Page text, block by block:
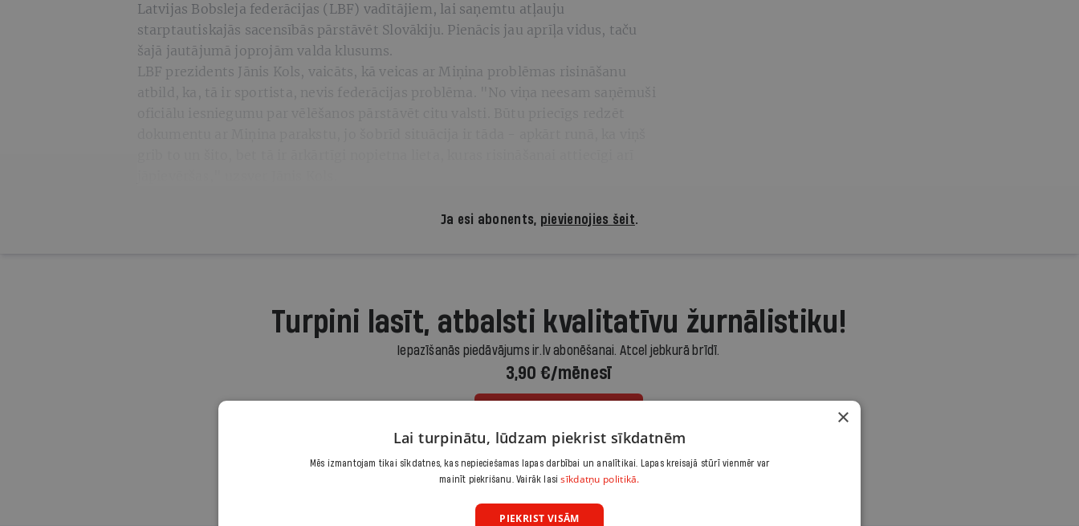
Latvijas Bobsleja federācijas (LBF) vadītājiem, lai saņemtu atļauju
starptautiskajās sacensībās pārstāvēt Slovākiju. Pienācis jau aprīļa vidus, taču
šajā jautājumā joprojām valda klusums.
LBF prezidents Jānis Kols, vaicāts, kā veicas ar Miņina problēmas risināšanu
atbild, ka, tā ir sportista, nevis federācijas problēma. "No viņa neesam saņēmuši
Ja esi abonents, pievienojies šeit.
Turpini lasīt, atbalsti kvalitatīvu žurnālistiku!
Iepazīšanās piedāvājums ir.lv abonēšanai. Atcel jebkurā brīdī.
3,90 €/mēnesī
Citas abonēšanas iespējas meklē šeit
×
Lai turpinātu, lūdzam piekrist sīkdatnēm
Mēs izmantojam tikai sīkdatnes, kas nepieciešamas lapas darbībai un analītikai. Lapas kreisajā stūrī vienmēr var
mainīt piekrišanu. Vairāk lasisīkdatņu politikā.
PIEKRIST VISĀM